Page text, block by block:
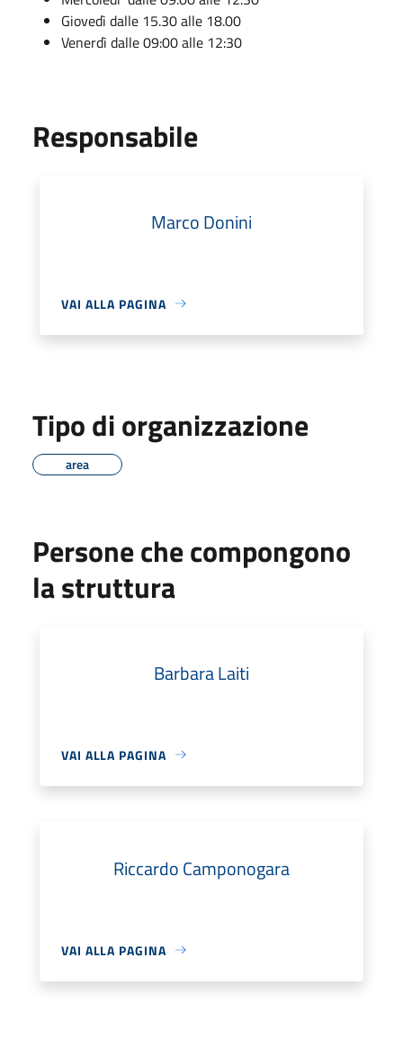
Giovedì dalle 15.30 alle 18.00
Venerdì dalle 09:00 alle 12:30
Responsabile
Marco Donini
VAI ALLA PAGINA
Tipo di organizzazione
area
Persone che compongono
la struttura
Barbara Laiti
VAI ALLA PAGINA
Riccardo Camponogara
VAI ALLA PAGINA